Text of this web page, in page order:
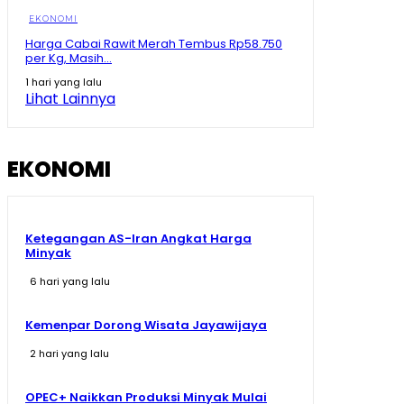
Pecah Rekor Lagi! Sherly Bawa Maluku Utara Tetap
11:01
EKONOMI
Harga Cabai Rawit Merah Tembus Rp58.750
per Kg, Masih...
1 hari yang lalu
Lihat Lainnya
EKONOMI
Ketegangan AS-Iran Angkat Harga
Minyak
6 hari yang lalu
Kemenpar Dorong Wisata Jayawijaya
2 hari yang lalu
OPEC+ Naikkan Produksi Minyak Mulai